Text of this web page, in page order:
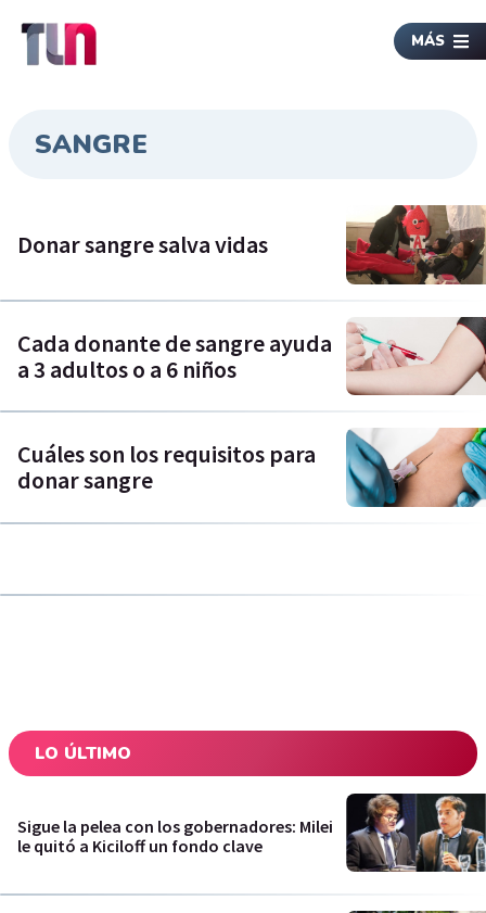
MÁS
SANGRE
Donar sangre salva vidas
Cada donante de sangre ayuda
a 3 adultos o a 6 niños
Cuáles son los requisitos para
donar sangre
LO ÚLTIMO
Sigue la pelea con los gobernadores: Milei
le quitó a Kiciloff un fondo clave